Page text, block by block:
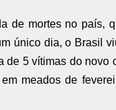
de mortes no país,
único dia, o Brasil
de 5 vítimas do novo
meados de